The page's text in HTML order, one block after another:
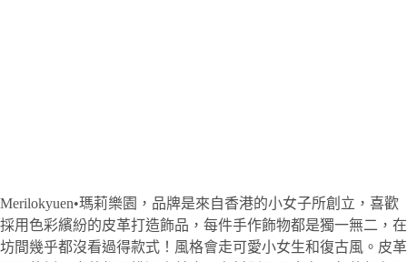
Merilokyuen•瑪莉樂園，品牌是來自香港的小女子所創立，喜歡
採用色彩繽紛的皮革打造飾品，每件手作飾物都是獨一無二，在
坊間幾乎都沒看過得款式！風格會走可愛小女生和復古風。皮革